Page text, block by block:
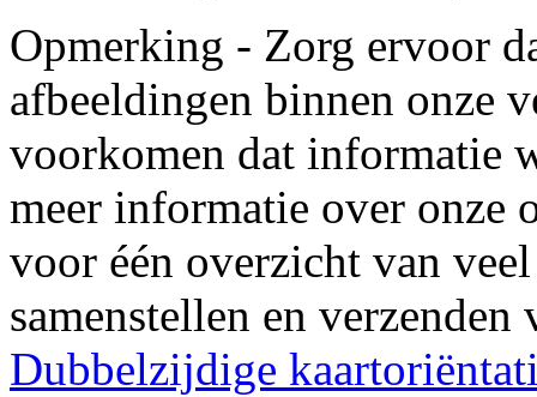
Opmerking - Zorg ervoor
afbeeldingen binnen onze
voorkomen dat informatie
meer informatie over
voor één overzicht van
samenstellen en
Dubbelzijdige